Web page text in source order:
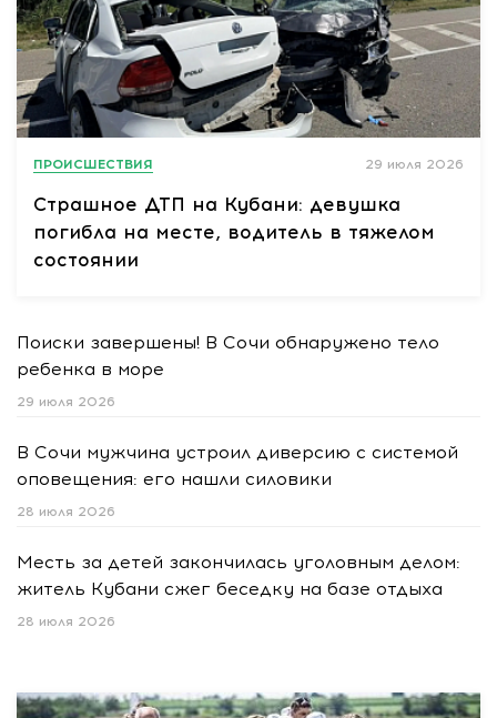
ПРОИСШЕСТВИЯ 29 июля 2026
Страшное ДТП на Кубани: девушка
погибла на месте, водитель в тяжелом
состоянии
Поиски завершены! В Сочи обнаружено тело
ребенка в море
29 июля 2026
В Сочи мужчина устроил диверсию с системой
оповещения: его нашли силовики
28 июля 2026
Месть за детей закончилась уголовным делом:
житель Кубани сжег беседку на базе отдыха
28 июля 2026